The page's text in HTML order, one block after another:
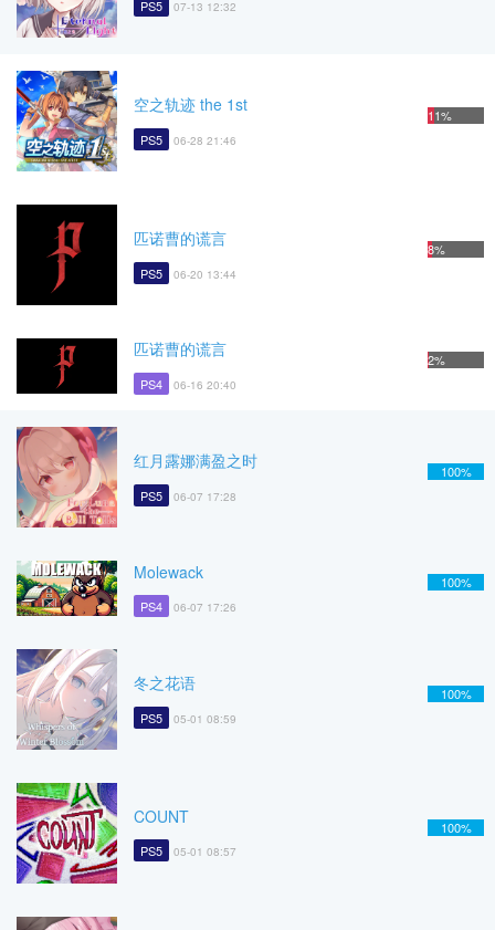
PS5 07-13 12:32
空之轨迹 the 1st
PS5 06-28 21:46
11%
匹诺曹的谎言
PS5 06-20 13:44
8%
匹诺曹的谎言
PS4 06-16 20:40
2%
红月露娜满盈之时
PS5 06-07 17:28
100%
Molewack
PS4 06-07 17:26
100%
冬之花语
PS5 05-01 08:59
100%
COUNT
PS5 05-01 08:57
100%